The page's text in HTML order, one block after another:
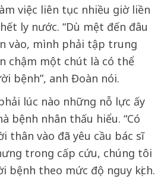
việc liên tục nhiều giờ liền
ly nước. “Dù mệt đến đâu
vào, mình phải tập trung
chậm một chút là có thể
bệnh”, anh Đoàn nói.
lúc nào những nỗ lực ấy
bệnh nhân thấu hiểu. “Có
thân vào đã yêu cầu bác sĩ
trong cấp cứu, chúng tôi
bệnh theo mức độ nguy kịch.